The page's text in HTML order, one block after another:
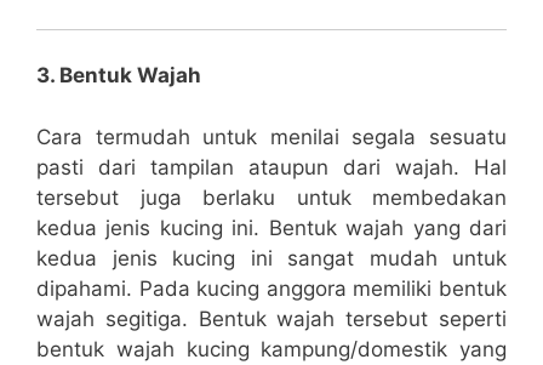
3. Bentuk Wajah
Cara termudah untuk menilai segala sesuatu
pasti dari tampilan ataupun dari wajah. Hal
tersebut juga berlaku untuk membedakan
kedua jenis kucing ini. Bentuk wajah yang dari
kedua jenis kucing ini sangat mudah untuk
dipahami. Pada kucing anggora memiliki bentuk
wajah segitiga. Bentuk wajah tersebut seperti
bentuk wajah kucing kampung/domestik yang